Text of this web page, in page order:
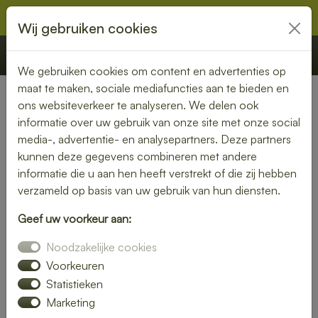
€ 0,00 Offerte Bestellen
Nederland»Drenthe» Klazienaveen
Lunch laten bezorgen in
Klazienaveen – gezond, vers
en gemakkelijk
in Klazienaveen en geniet van verse gerechten op jouw
gewenste locatie. Van kleurrijke salades tot knapperige
broodjes – wij bezorgen jouw lunch vers en op tijd.
Plaats eenvoudig je bestelling online en laat je verrassen
Wij gebruiken cookies
We gebruiken cookies om content en advertenties op
maat te maken, sociale mediafuncties aan te bieden en
ons websiteverkeer te analyseren. We delen ook
informatie over uw gebruik van onze site met onze social
media-, advertentie- en analysepartners. Deze partners
kunnen deze gegevens combineren met andere
informatie die u aan hen heeft verstrekt of die zij hebben
verzameld op basis van uw gebruik van hun diensten.
Geef uw voorkeur aan:
Noodzakelijke cookies
Voorkeuren
Statistieken
Marketing